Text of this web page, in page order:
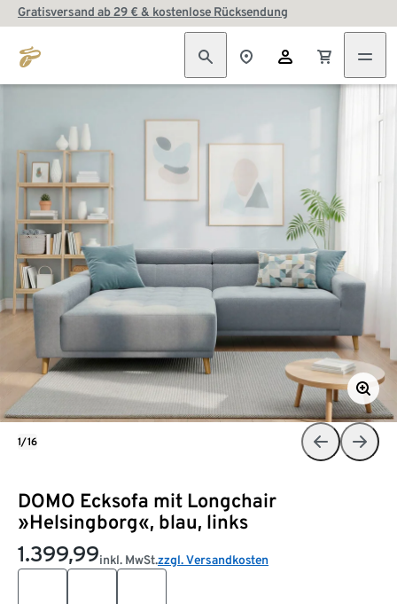
Gratisversand ab 29 € & kostenlose Rücksendung
DOMO Ecksofa mit Longchair
»Helsingborg«, blau, links
1.399,99inkl. MwSt.zzgl. Versandkosten
1/16